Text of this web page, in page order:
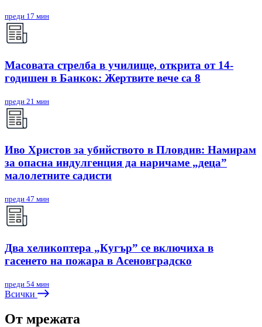
преди 17 мин
Масовата стрелба в училище, открита от 14-
годишен в Банкок: Жертвите вече са 8
преди 21 мин
Иво Христов за убийството в Пловдив: Намирам
за опасна индулгенция да наричаме „деца”
малолетните садисти
преди 47 мин
Два хеликоптера „Кугър” се включиха в
гасенето на пожара в Асеновградско
преди 54 мин
Всички
От мрежата